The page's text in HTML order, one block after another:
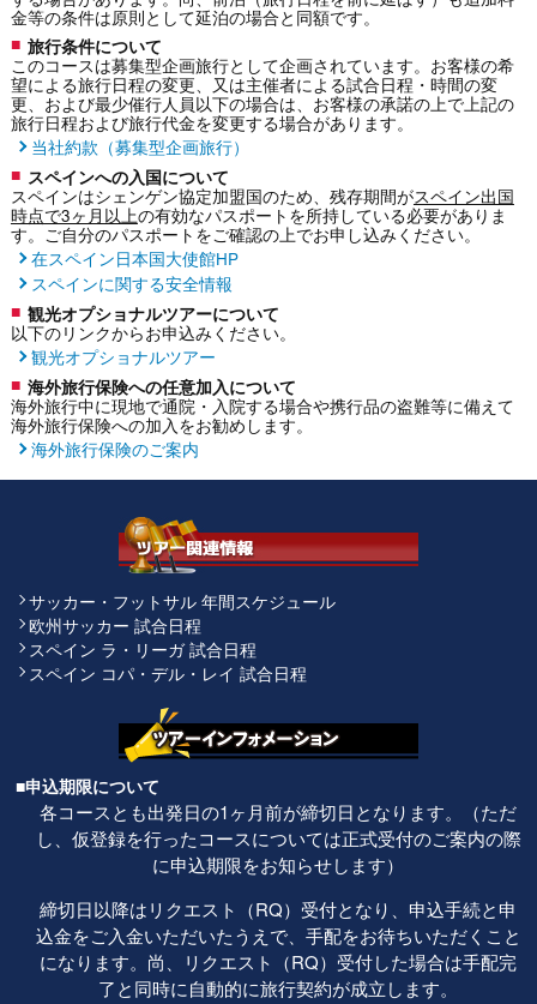
金等の条件は原則として延泊の場合と同額です。
旅行条件について
このコースは募集型企画旅行として企画されています。お客様の希
望による旅行日程の変更、又は主催者による試合日程・時間の変
更、および最少催行人員以下の場合は、お客様の承諾の上で上記の
旅行日程および旅行代金を変更する場合があります。
当社約款（募集型企画旅行）
スペインへの入国について
スペインはシェンゲン協定加盟国のため、残存期間がスペイン出国
時点で3ヶ月以上の有効なパスポートを所持している必要がありま
す。ご自分のパスポートをご確認の上でお申し込みください。
在スペイン日本国大使館HP
スペインに関する安全情報
観光オプショナルツアーについて
以下のリンクからお申込みください。
観光オプショナルツアー
海外旅行保険への任意加入について
海外旅行中に現地で通院・入院する場合や携行品の盗難等に備えて
海外旅行保険への加入をお勧めします。
海外旅行保険のご案内
サッカー・フットサル 年間スケジュール
欧州サッカー 試合日程
スペイン ラ・リーガ 試合日程
スペイン コパ・デル・レイ 試合日程
■申込期限について
各コースとも出発日の1ヶ月前が締切日となります。（ただ
し、仮登録を行ったコースについては正式受付のご案内の際
に申込期限をお知らせします）
締切日以降はリクエスト（RQ）受付となり、申込手続と申
込金をご入金いただいたうえで、手配をお待ちいただくこと
になります。尚、リクエスト（RQ）受付した場合は手配完
了と同時に自動的に旅行契約が成立します。